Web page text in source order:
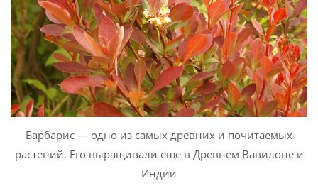
Барбарис — одно из самых древних и почитаемых
растений. Его выращивали еще в Древнем Вавилоне и
Индии